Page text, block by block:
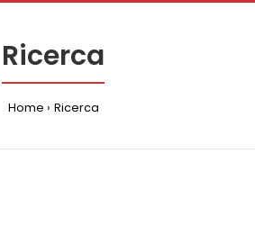
Ricerca
Home Ricerca